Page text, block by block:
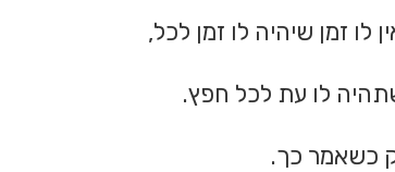
לו זמן שיהיה לו זמן לכל,
לו עת לכל חפץ.
כשאמר כך.